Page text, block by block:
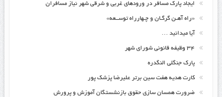
ایجاد پارک مسافر در ورودهای غربی و شرقی شهر نیاز مسافران
«راه آهـن گرگـان و چـهارراه توســعه»
آیا میدانید …
۳۴ وظیفه قانونی شورای شهر
پارک جنگلی النگدره
کارت هدیه هفت سین برتر علیرضا پزشک پور
ضرورت همسان سازی حقوق بازنشستگان آموزش و پرورش